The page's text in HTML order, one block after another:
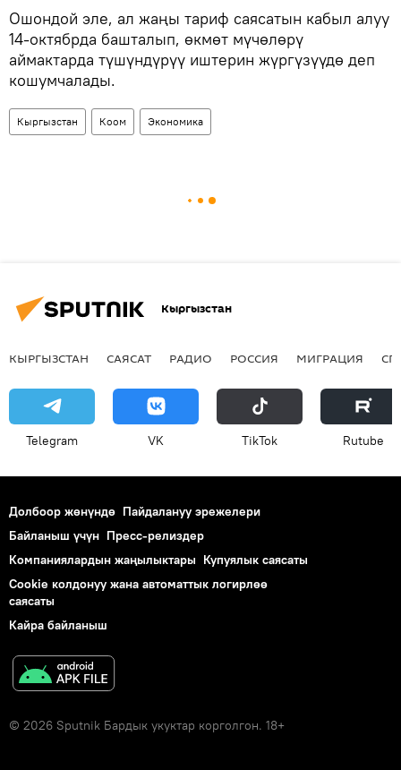
Ошондой эле, ал жаңы тариф саясатын кабыл алуу
14-октябрда башталып, өкмөт мүчөлөрү
аймактарда түшүндүрүү иштерин жүргүзүүдө деп
кошумчалады.
Кыргызстан Коом Экономика
Кыргызстан
КЫРГЫЗСТАН САЯСАТ РАДИО РОССИЯ МИГРАЦИЯ
Telegram VK ТikТоk Rutube
Долбоор жөнүндө Пайдалануу эрежелери
Байланыш үчүн Пресс-релиздер
Компаниялардын жаңылыктары Купуялык саясаты
Cookie колдонуу жана автоматтык логирлөө
саясаты
Кайра байланыш
© 2026 Sputnik Бардык укуктар корголгон. 18+